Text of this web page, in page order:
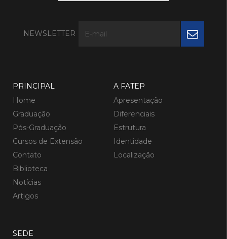
NEWSLETTER
PRINCIPAL
Home
Graduação
Pós-Graduação
Cursos de Extensão
Contato
Biblioteca
Notícias
Artigos
A FATEP
Apresentação
Diferenciais
Estrutura
Identidade
Localização
SEDE